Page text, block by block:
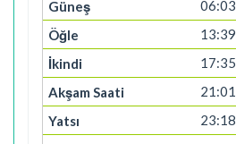
06:03
13:39
17:35
21:01
23:18